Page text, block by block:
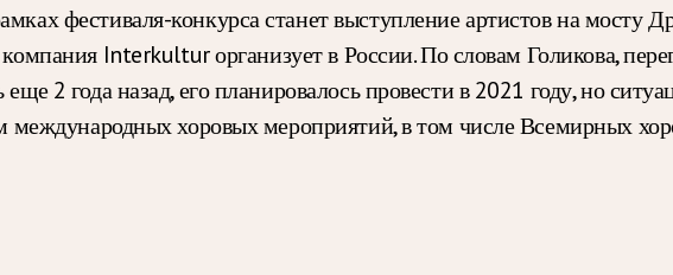
фестиваля-конкурса станет выступление артистов на мосту
Interkultur организует в России. По словам Голикова,
2 года назад, его планировалось провести в 2021 году, но
международных хоровых мероприятий, в том числе Всемирных